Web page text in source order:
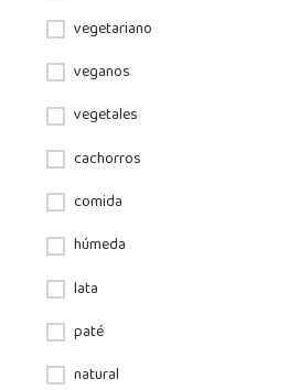
vegetariano
veganos
vegetales
cachorros
comida
húmeda
lata
paté
natural